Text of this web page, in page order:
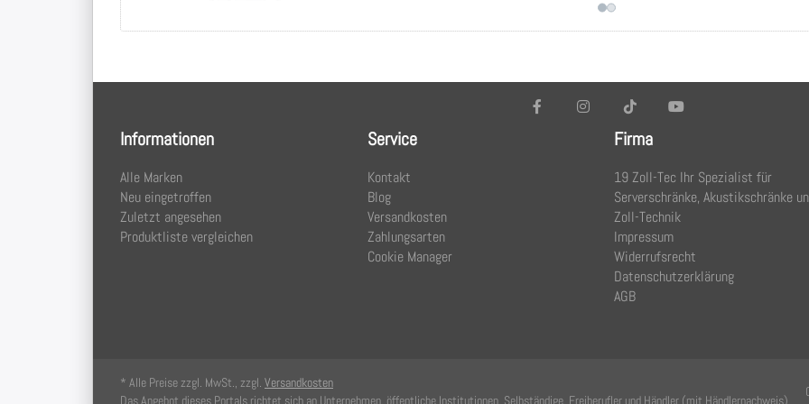
Informationen
Alle Marken
Neu eingetroffen
Zuletzt angesehen
Produktliste vergleichen
Service
Kontakt
Blog
Versandkosten
Zahlungsarten
Cookie Manager
Firma
19 Zoll-Tec Ihr Spezialist für
Serverschränke, Akustikschränke
Zoll-Technik
Impressum
Widerrufsrecht
Datenschutzerklärung
AGB
* Alle Preise zzgl. MwSt., zzgl. Versandkosten
Das Angebot dieses Portals richtet sich an Unternehmen, öffentliche Institutionen, Selbständige, Freiberufler und Händler (mit Händlernachweis).